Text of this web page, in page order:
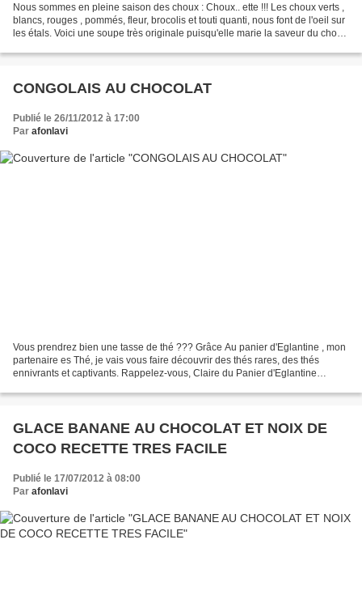
Nous sommes en pleine saison des choux : Choux.. ette !!! Les choux verts ,
blancs, rouges , pommés, fleur, brocolis et touti quanti, nous font de l'oeil sur
les étals. Voici une soupe très originale puisqu'elle marie la saveur du chou
CONGOLAIS AU CHOCOLAT
Publié le 26/11/2012 à 17:00
Par afonlavi
Vous prendrez bien une tasse de thé ??? Grâce Au panier d'Eglantine , mon
partenaire es Thé, je vais vous faire découvrir des thés rares, des thés
ennivrants et captivants. Rappelez-vous, Claire du Panier d'Eglantine
GLACE BANANE AU CHOCOLAT ET NOIX DE
COCO RECETTE TRES FACILE
Publié le 17/07/2012 à 08:00
Par afonlavi